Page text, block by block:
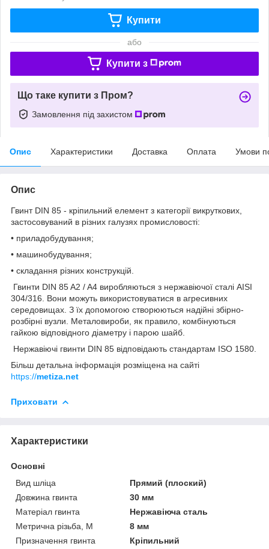
Купити
або
Купити з
Що таке купити з Пром?
Замовлення під захистом
Опис Характеристики Доставка Оплата Умови
Опис
Гвинт DIN 85 - кріпильний елемент з категорії викруткових,
застосовуваний в різних галузях промисловості:
• приладобудування;
• машинобудування;
• складання різних конструкцій.
Гвинти DIN 85 A2 / A4 виробляються з нержавіючої сталі AISI
304/316. Вони можуть використовуватися в агресивних
середовищах. З їх допомогою створюються надійні збірно-
розбірні вузли. Металовироби, як правило, комбінуються
гайкою відповідного діаметру і парою шайб.
Нержавіючі гвинти DIN 85 відповідають стандартам ISO 1580.
Більш детальна інформація розміщена на сайті
https://metiza.net
Приховати
Характеристики
Основні
Вид шліца
Прямий (плоский)
Довжина гвинта
30 мм
Матеріал гвинта
Нержавіюча сталь
Метрична різьба, М
8 мм
Призначення гвинта
Кріпильний